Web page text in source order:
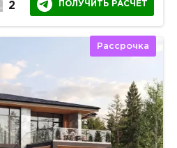
2 ПОЛУЧИТЬ РАСЧЕТ
Рассрочка